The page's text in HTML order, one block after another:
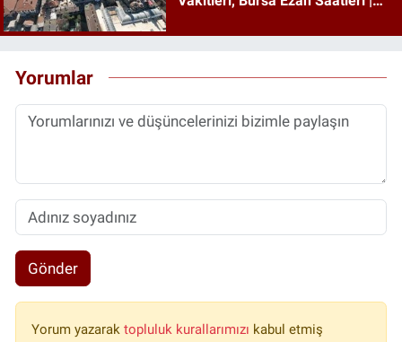
Yorumlar
Gönder
Yorum yazarak topluluk kurallarımızı kabul etmiş